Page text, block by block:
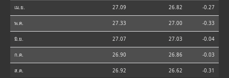
เม.ย. 27.09 26.82 -0.27
พ.ค. 27.33 27.00 -0.33
มิ.ย. 27.07 27.03 -0.04
ก.ค. 26.90 26.86 -0.03
ส.ค. 26.92 26.62 -0.31